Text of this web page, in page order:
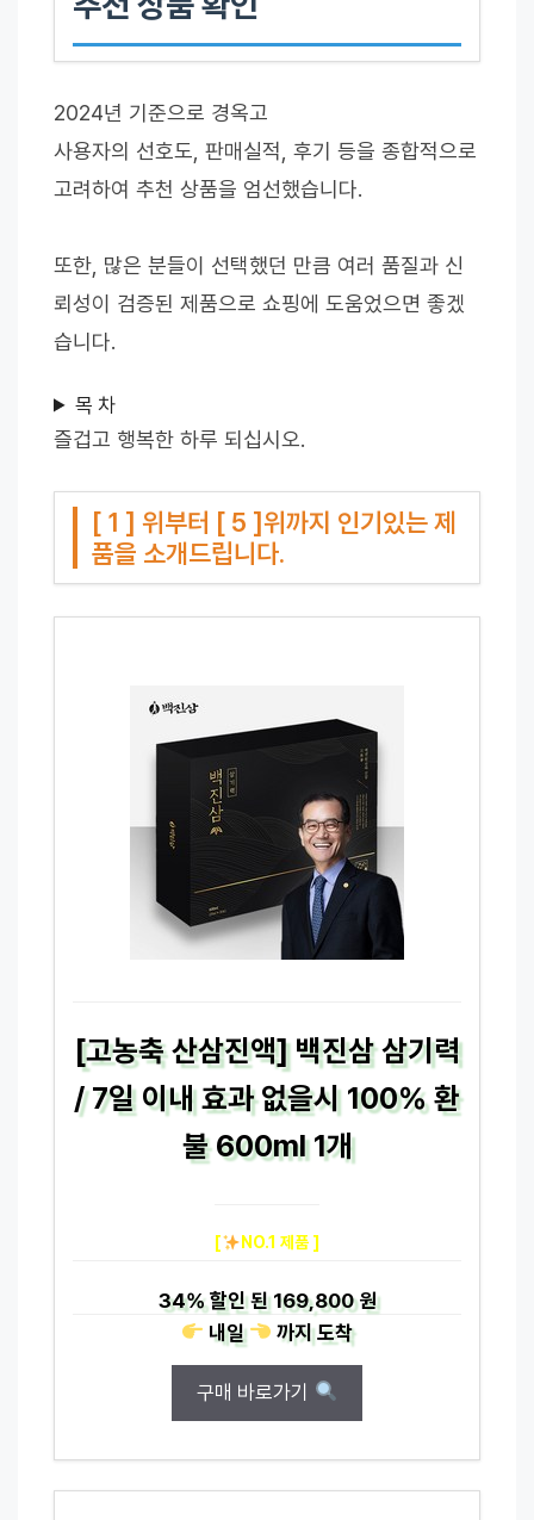
2024년 기준으로 경옥고
사용자의 선호도, 판매실적, 후기 등을 종합적으로
고려하여 추천 상품을 엄선했습니다.
또한, 많은 분들이 선택했던 만큼 여러 품질과 신
뢰성이 검증된 제품으로 쇼핑에 도움었으면 좋겠
습니다.
목 차
즐겁고 행복한 하루 되십시오.
[ 1 ] 위부터 [ 5 ]위까지 인기있는 제
품을 소개드립니다.
[고농축 산삼진액] 백진삼 삼기력
/ 7일 이내 효과 없을시 100% 환
불 600ml 1개
[ NO.1 제품 ]
34%할인 된169,800 원
내일
까지도착
구매 바로가기